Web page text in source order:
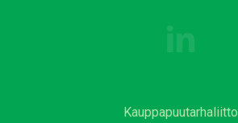
Kauppapuutarhaliitto